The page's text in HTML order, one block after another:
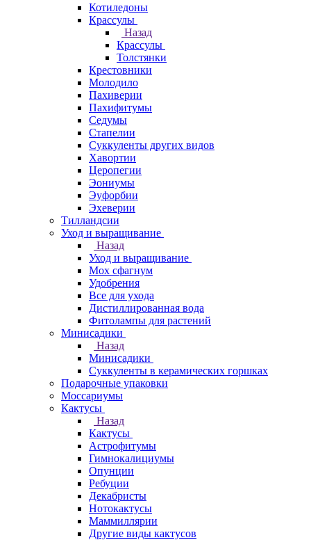
Котиледоны
Крассулы
Назад
Крассулы
Толстянки
Крестовники
Молодило
Пахиверии
Пахифитумы
Седумы
Стапелии
Суккуленты других видов
Хавортии
Церопегии
Эониумы
Эуфорбии
Эхеверии
Тилландсии
Уход и выращивание
Назад
Уход и выращивание
Мох сфагнум
Удобрения
Все для ухода
Дистиллированная вода
Фитолампы для растений
Минисадики
Назад
Минисадики
Суккуленты в керамических горшках
Подарочные упаковки
Моссариумы
Кактусы
Назад
Кактусы
Астрофитумы
Гимнокалициумы
Опунции
Ребуции
Декабристы
Нотокактусы
Маммиллярии
Другие виды кактусов